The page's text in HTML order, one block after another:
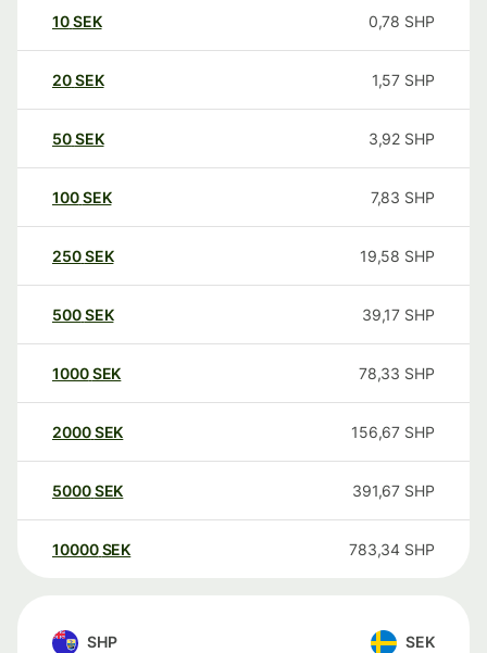
10SEK 0,78 SHP
20SEK 1,57 SHP
50SEK 3,92 SHP
100SEK 7,83 SHP
250SEK 19,58 SHP
500SEK 39,17 SHP
1000SEK 78,33 SHP
2000SEK 156,67 SHP
5000SEK 391,67 SHP
10000 SEK 783,34 SHP
SHP SEK